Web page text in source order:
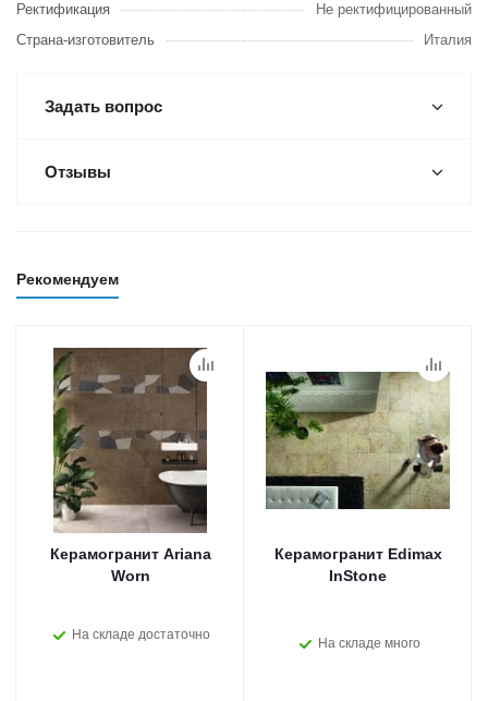
Ректификация
Не ректифицированный
Страна-изготовитель
Италия
Задать вопрос
Отзывы
Рекомендуем
Керамогранит Ariana
Worn
На складе достаточно
Керамогранит Edimax
InStone
На складе много